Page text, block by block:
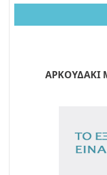
ΑΡΚΟΥΔΑΚΙ